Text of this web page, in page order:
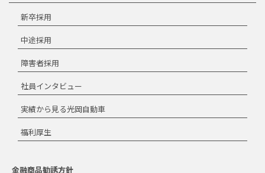
新卒採用
中途採用
障害者採用
社員インタビュー
実績から見る光岡自動車
福利厚生
金融商品勧誘方針